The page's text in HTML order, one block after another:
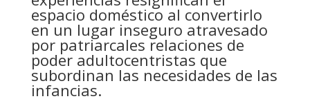
espacio doméstico al convertirlo
en un lugar inseguro atravesado
por patriarcales relaciones de
poder adultocentristas que
subordinan las necesidades de las
infancias.